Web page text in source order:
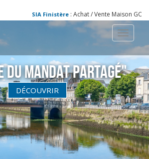
SIA Finistère: Achat / Vente Maison
Toggle
du Mandat partagé"
DÉCOUVRIR